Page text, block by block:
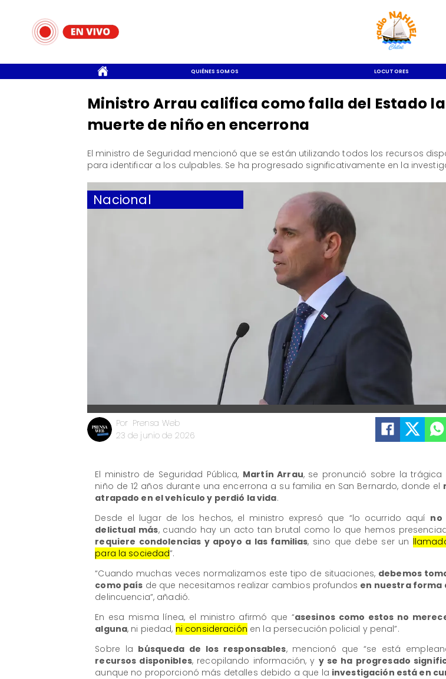
QUIÉNES SOMOS LOCUTORES
Nacional
Prensa Web
Por
23 de junio de 2026
Ministro Arrau califica como falla del Estado la
muerte de niño en encerrona
El ministro de Seguridad mencionó que se están utilizando todos los recursos
para identificar a los culpables. Se ha progresado significativamente en la
El ministro de Seguridad Pública, Martín Arrau, se pronunció sobre la trágica
niño de 12 años durante una encerrona a su familia en San Bernardo, donde el
atrapado en el vehículo y perdió la vida.
Desde el lugar de los hechos, el ministro expresó que “lo ocurrido aquí no
delictual más, cuando hay un acto tan brutal como lo que hemos
requiere condolencias y apoyo a las familias, sino que debe ser un
para la sociedad”.
“Cuando muchas veces normalizamos este tipo de situaciones, debemos
como país de que necesitamos realizar cambios profundos en nuestra forma
delincuencia”, añadió.
En esa misma línea, el ministro afirmó que “asesinos como estos no
alguna, ni piedad, ni consideración en la persecución policial y penal”.
Sobre la búsqueda de los responsables, mencionó que “se está
recursos disponibles, recopilando información, y y se ha progresado
aunque no proporcionó más detalles debido a que la investigación está en